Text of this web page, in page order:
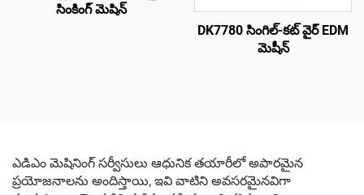
సింకింగ్ మెషిన్
DK7780 సింగిల్-కట్ వైర్ EDM
మెషీన్
ఎడిఎం మెషినింగ్ సర్వీసులు ఆధునిక తయారీలో అపారమైన
ప్రయోజనాలను అందిస్తాయి, ఇవి వాటిని అవసరమైనవిగా